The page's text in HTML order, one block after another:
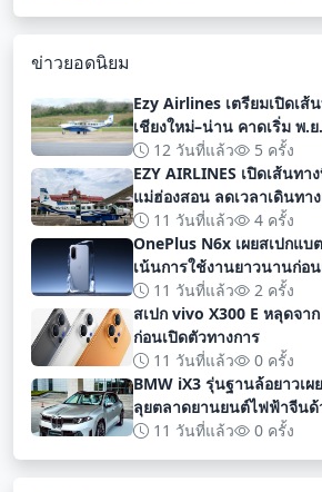
ข่าวยอดนิยม
Ezy Airlines เตรียมเปิดเส้
เชียงใหม่–น่าน คาดเริ่ม พ.
12 วันที่แล้ว
5 ครั้ง
EZY AIRLINES เปิดเส้นทา
แม่ฮ่องสอน ลดเวลาเดินทา
11 วันที่แล้ว
4 ครั้ง
OnePlus N6x เผยสเปกแบ
เน้นการใช้งานยาวนานก่อ
ทางการ
11 วันที่แล้ว
2 ครั้ง
สเปก vivo X300 E หลุดจา
ก่อนเปิดตัวทางการ
11 วันที่แล้ว
0 ครั้ง
BMW iX3 รุ่นฐานล้อยาวเ
ลุยตลาดยานยนต์ไฟฟ้าจีนด้
11 วันที่แล้ว
0 ครั้ง